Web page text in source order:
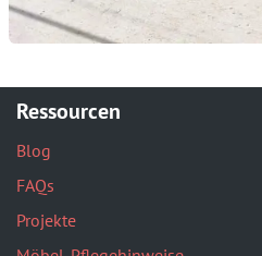
Ressourcen
Blog
FAQs
Projekte